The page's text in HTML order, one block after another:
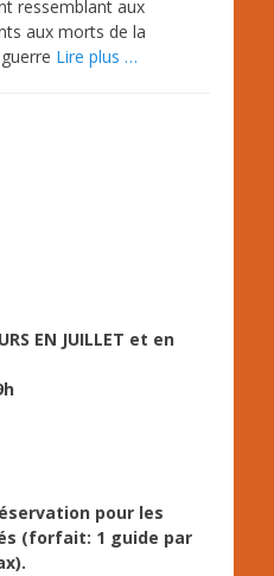
ressemblant aux
aux morts de la
Lire plus …
EN JUILLET et en
pour les
(forfait: 1 guide par